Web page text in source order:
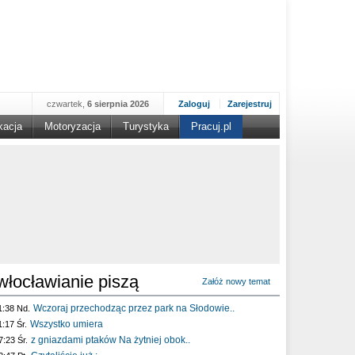
Zaloguj Zarejestruj
czwartek, 6 sierpnia 2026
Motoryzacja Turystyka Pracuj.pl
piszą Załóż nowy temat
Nd. Wczoraj przechodząc przez park na Słodowie..
Śr. Wszystko umiera
Śr. z gniazdami ptaków Na żytniej obok..